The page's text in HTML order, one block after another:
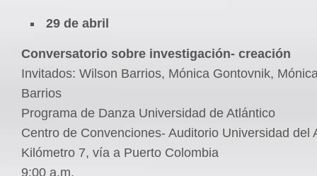
29 de abril
Conversatorio sobre investigación- creación
Invitados: Wilson Barrios, Mónica Gontovnik,
Barrios
Programa de Danza Universidad de Atlántico
Centro de Convenciones- Auditorio Universidad del
Kilómetro 7, vía a Puerto Colombia
9:00 a.m.